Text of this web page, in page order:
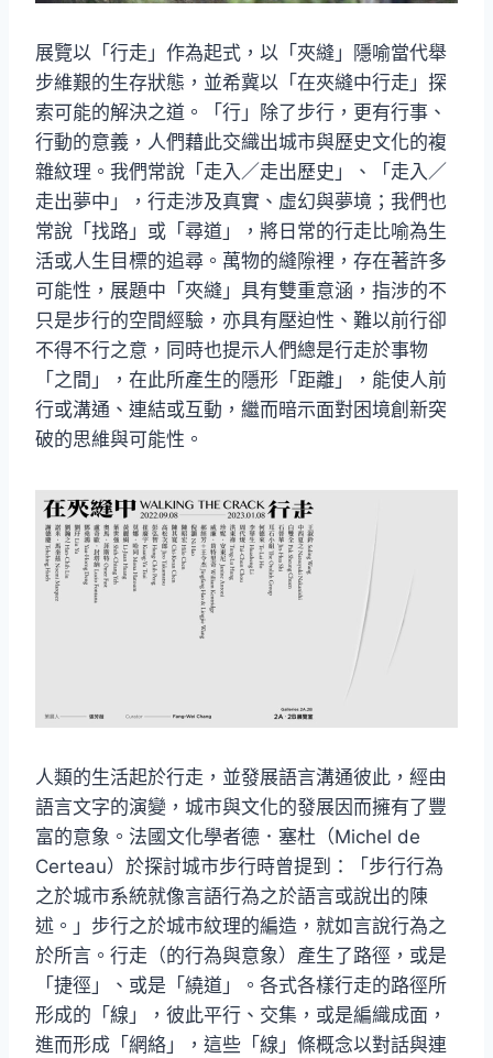
展覽以「行走」作為起式，以「夾縫」隱喻當代舉
步維艱的生存狀態，並希冀以「在夾縫中行走」探
索可能的解決之道。「行」除了步行，更有行事、
行動的意義，人們藉此交織出城市與歷史文化的複
雜紋理。我們常說「走入／走出歷史」、「走入／
走出夢中」，行走涉及真實、虛幻與夢境；我們也
常說「找路」或「尋道」，將日常的行走比喻為生
活或人生目標的追尋。萬物的縫隙裡，存在著許多
可能性，展題中「夾縫」具有雙重意涵，指涉的不
只是步行的空間經驗，亦具有壓迫性、難以前行卻
不得不行之意，同時也提示人們總是行走於事物
「之間」，在此所產生的隱形「距離」，能使人前
行或溝通、連結或互動，繼而暗示面對困境創新突
破的思維與可能性。
人類的生活起於行走，並發展語言溝通彼此，經由
語言文字的演變，城市與文化的發展因而擁有了豐
富的意象。法國文化學者德．塞杜（Michel de
Certeau）於探討城市步行時曾提到：「步行行為
之於城市系統就像言語行為之於語言或說出的陳
述。」步行之於城市紋理的編造，就如言說行為之
於所言。行走（的行為與意象）產生了路徑，或是
「捷徑」、或是「繞道」。各式各樣行走的路徑所
形成的「線」，彼此平行、交集，或是編織成面，
進而形成「網絡」，這些「線」條概念以對話與連